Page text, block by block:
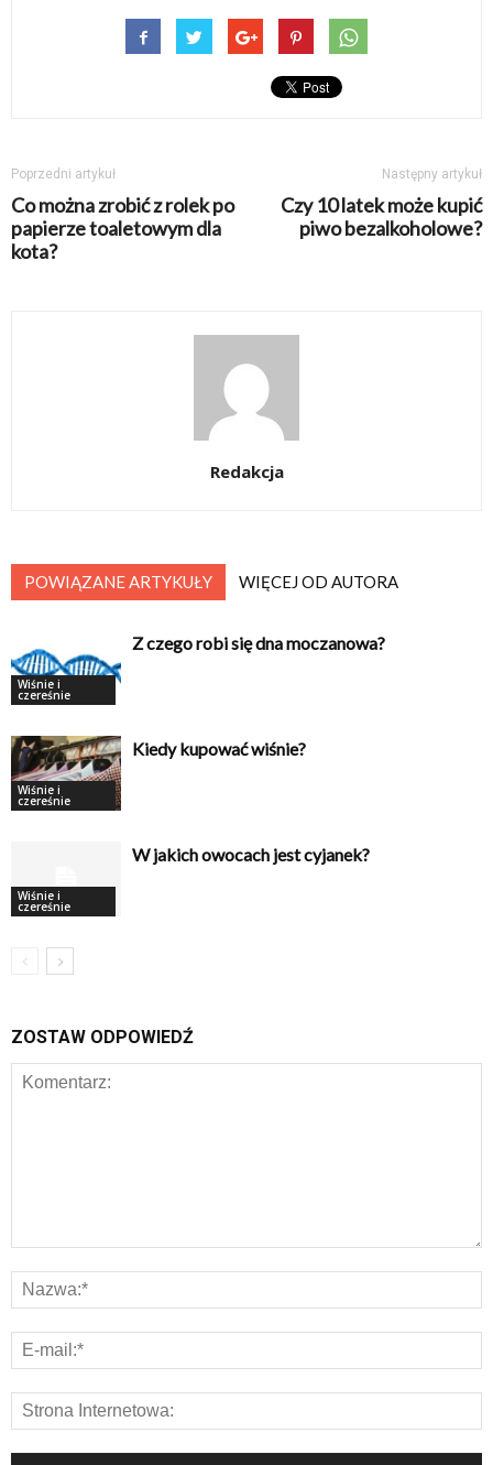
Poprzedni artykuł
Co można zrobić z rolek po
papierze toaletowym dla
kota?
Następny artykuł
Czy 10 latek może kupić
piwo bezalkoholowe?
Redakcja
POWIĄZANE ARTYKUŁY WIĘCEJ OD AUTORA
Wiśnie i
czereśnie
Z czego robi się dna moczanowa?
Wiśnie i
czereśnie
Kiedy kupować wiśnie?
Wiśnie i
czereśnie
W jakich owocach jest cyjanek?
ZOSTAW ODPOWIEDŹ